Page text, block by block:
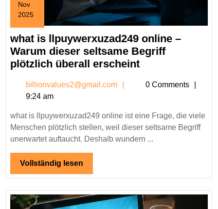
Nov
2025
November
28,
2025
what is llpuywerxuzad249 online –
Warum dieser seltsame Begriff
plötzlich überall erscheintwhat
–
Warum
dieser
plötzlich
überall
erscheint
billionvalues2@gmail.com
0 Comments
9:24 am
what is llpuywerxuzad249 online ist eine Frage, die viele
Menschen plötzlich stellen, weil dieser seltsame Begriff
unerwartet auftaucht. Deshalb wundern ...
Vollständig lesen
lesen